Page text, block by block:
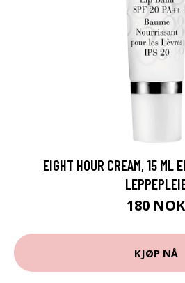
EIGHT HOUR CREAM, 15 ML
180 NOK
KJØP NÅ